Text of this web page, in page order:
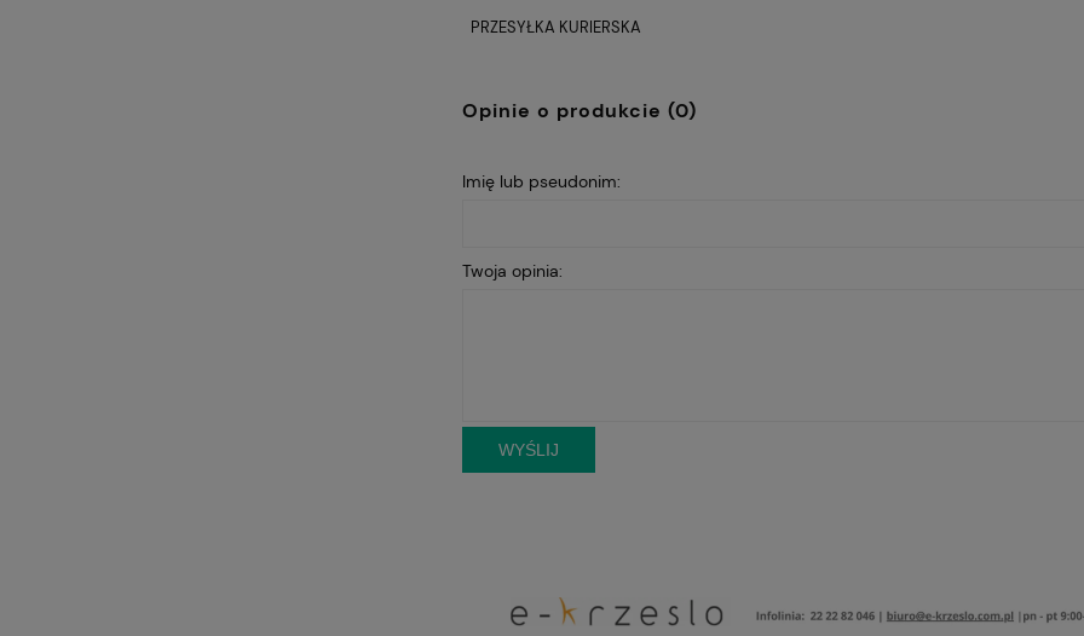
PRZESYŁKA KURIERSKA
Opinie o produkcie (0)
Imię lub pseudonim:
Twoja opinia:
WYŚLIJ